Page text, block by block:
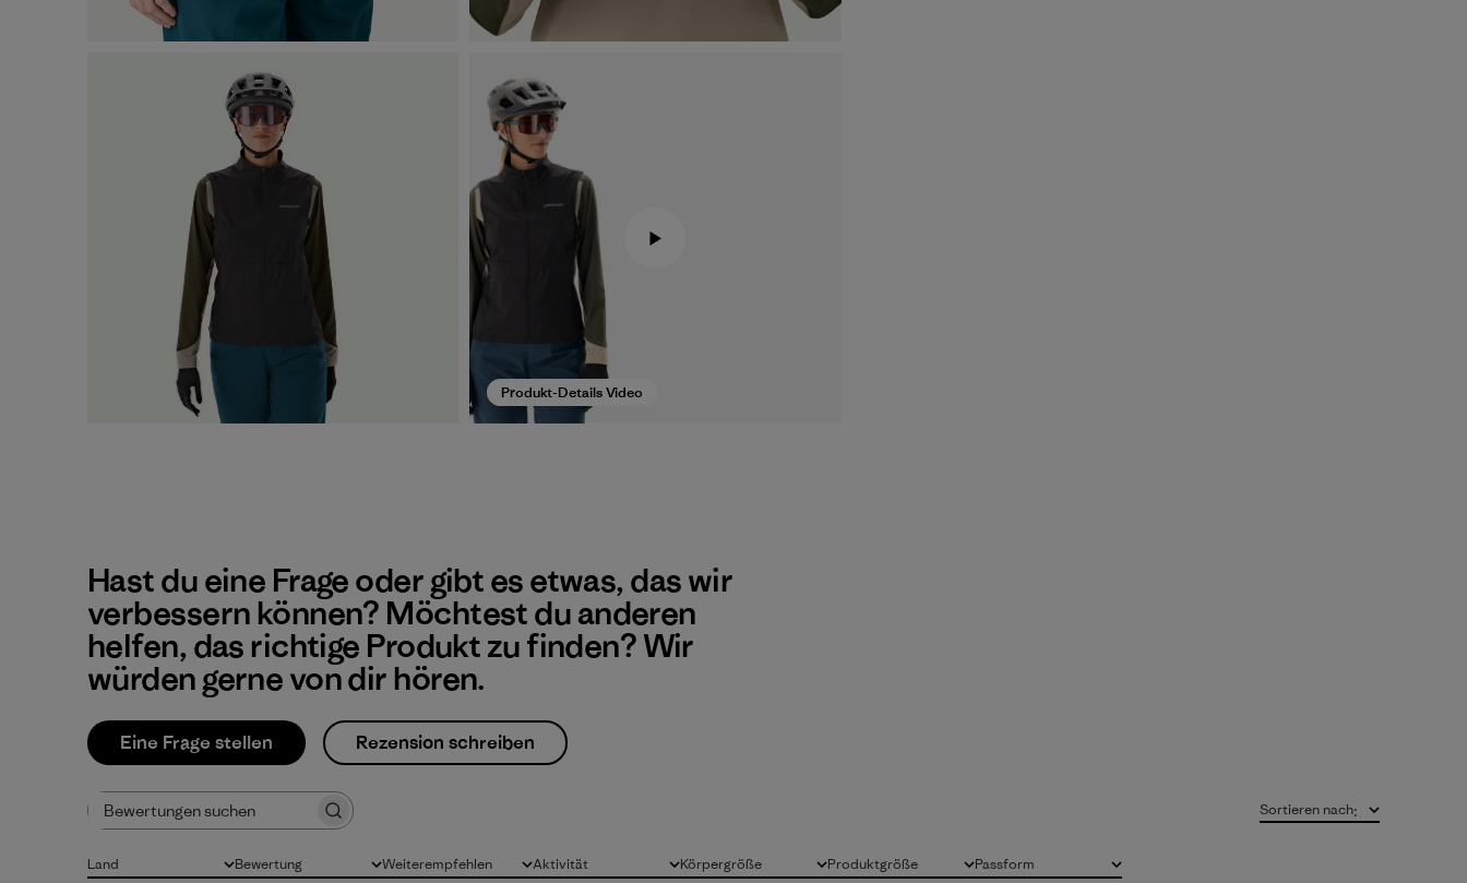
Produkt-Details Video
Hast du eine Frage oder gibt es etwas, das wir
verbessern können? Möchtest du anderen
helfen, das richtige Produkt zu finden? Wir
würden gerne von dir hören.
Eine Frage stellen Rezension schreiben
Bewertungen suchen
Bewertung
Alle Bewertungen
Land
Alle Weiterempfehlen
Alle Körpergröße
Alle Produktgröße
Alle
Aktivität
Alle Passform
Alle
Sortieren nach: